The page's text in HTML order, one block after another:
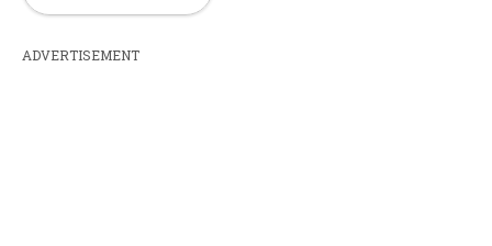
ADVERTISEMENT